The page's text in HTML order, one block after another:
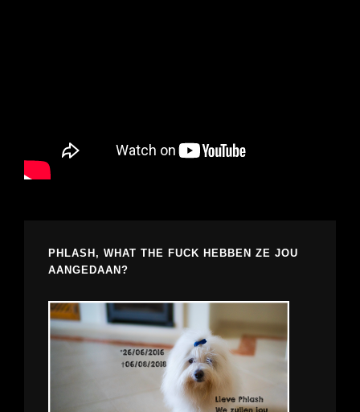
PHLASH, WHAT THE FUCK HEBBEN ZE JOU
AANGEDAAN?